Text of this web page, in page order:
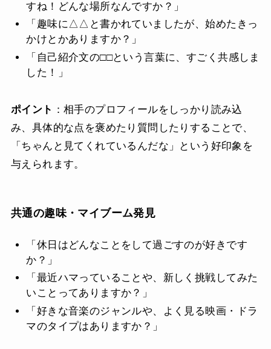
すね！どんな場所なんですか？」
「趣味に△△と書かれていましたが、始めたきっ
かけとかありますか？」
「自己紹介文の□□という言葉に、すごく共感しま
した！」
ポイント ：相手のプロフィールをしっかり読み込
み、具体的な点を褒めたり質問したりすることで、
「ちゃんと見てくれているんだな」という好印象を
与えられます。
共通の趣味・マイブーム発見
「休日はどんなことをして過ごすのが好きです
か？」
「最近ハマっていることや、新しく挑戦してみた
いことってありますか？」
「好きな音楽のジャンルや、よく見る映画・ドラ
マのタイプはありますか？」